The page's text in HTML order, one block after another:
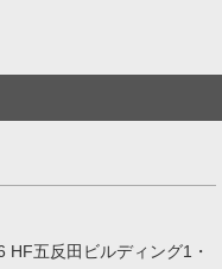
五反田ビルディング1・